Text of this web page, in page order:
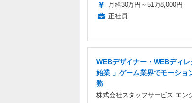
月給30万円～51万8,000円
正社員
WEBデザイナー・WEBディ
始業 」ゲーム業界でモーショ
務
株式会社スタッフサービス エン